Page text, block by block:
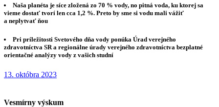
Naša planéta je síce zložená zo 70 % vody, no pitná voda, ku ktorej sa
vieme dostať tvorí len cca 1,2 %. Preto by sme si vodu mali vážiť
a neplytvať ňou
Pri príležitosti Svetového dňa vody ponúka Úrad verejného
zdravotníctva SR a regionálne úrady verejného zdravotníctva bezplatné
orientačné analýzy vody z vašich studní
13. októbra 2023
Vesmírny výskum